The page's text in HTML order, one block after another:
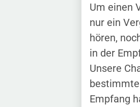
Um einen
nur ein
hören,
in der
Unsere
Empfang